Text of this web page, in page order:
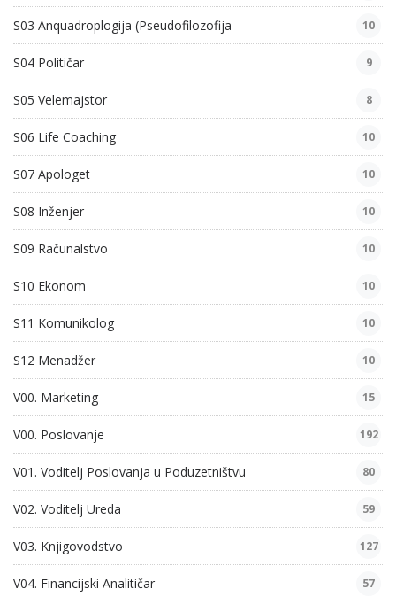
S03 Anquadroplogija (Pseudofilozofija 10
S04 Političar 9
S05 Velemajstor 8
S06 Life Coaching 10
S07 Apologet 10
S08 Inženjer 10
S09 Računalstvo 10
S10 Ekonom 10
S11 Komunikolog 10
S12 Menadžer 10
V00. Marketing 15
V00. Poslovanje 192
V01. Voditelj Poslovanja u Poduzetništvu 80
V02. Voditelj Ureda 59
V03. Knjigovodstvo 127
V04. Financijski Analitičar 57